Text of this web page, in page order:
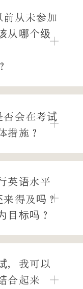
前从未参加
从哪个级
否会在考试
措施？
英语水平
来得及吗？
目标吗？
，我可以
合起来